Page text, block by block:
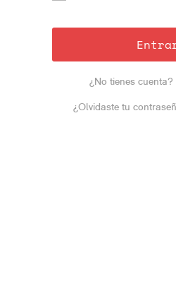
¿No tienes cuenta?
¿Olvidaste tu